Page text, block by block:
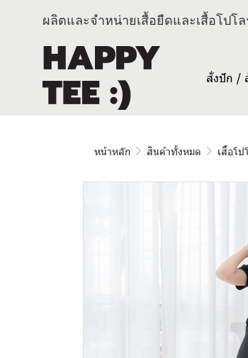
ผลิตและจำหน่ายเสื้อยืดและเสื้อโปโ
สั่งปัก /
หน้าหลัก สินค้าทั้งหมด เสื้อโป